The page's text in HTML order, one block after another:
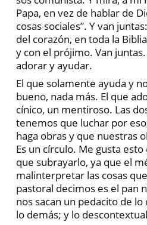
Papa, en vez de hablar de
cosas sociales”. Y van
del corazón, en toda la
y con el prójimo. Van
adorar y ayudar.
El que solamente ayuda y
bueno, nada más. El que
cínico, un mentiroso. Las
tenemos que luchar por
haga obras y que nuestras
Es un círculo. Me gusta
que subrayarlo, ya que el
malinterpretar las cosas
pastoral decimos es el pan
nos sacan un pedacito de
lo demás; y lo